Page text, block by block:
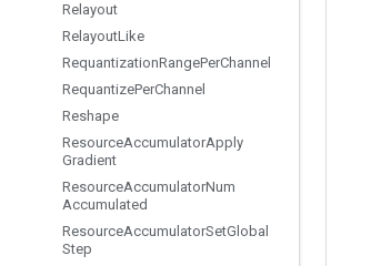
Relayout
RelayoutLike
RequantizationRangePerChannel
RequantizePerChannel
Reshape
ResourceAccumulatorApply
Gradient
ResourceAccumulatorNum
Accumulated
ResourceAccumulatorSetGlobal
Step